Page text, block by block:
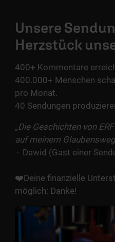
Unsere
Herzstück
400+ Kommentare
400.000+ Menschen
pro Monat.
40 Sendungen
„Die Geschichten von
auf meinem
– Dawid (Gast einer
❤️Deine finanzielle
möglich: Danke!